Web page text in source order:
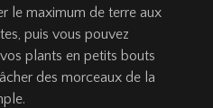
le maximum de terre aux
puis vous pouvez
plants en petits bouts
des morceaux de la